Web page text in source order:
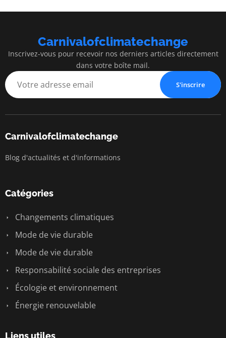
Carnivalofclimatechange
Inscrivez-vous pour recevoir nos derniers articles directement
dans votre boîte mail.
S'inscrire
Carnivalofclimatechange
Blog d'actualités et d'informations
Catégories
Changements climatiques
Mode de vie durable
Mode de vie durable
Responsabilité sociale des entreprises
Écologie et environnement
Énergie renouvelable
Liens utiles